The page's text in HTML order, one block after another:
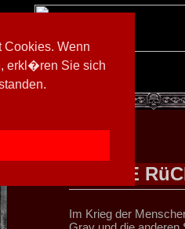
Cookies. Wenn
erkl�ren Sie sich
DIE
Im Krieg der